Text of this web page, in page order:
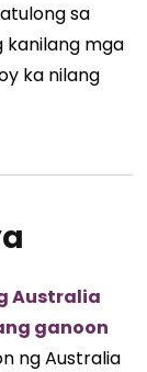
sa
kanilang mga
ka nilang
Australia
ganoon
ng Australia